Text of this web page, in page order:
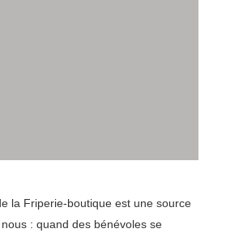
la Friperie-boutique est une source
: quand des bénévoles se